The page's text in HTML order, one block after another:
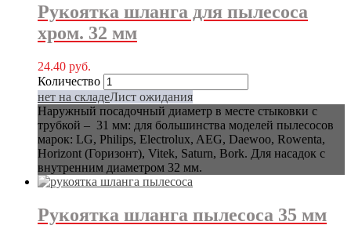
Рукоятка шланга для пылесоса
хром. 32 мм
24.40 руб.
Количество
нет на складеЛист ожидания
Наружный посадочный диаметр в месте стыковки с
трубкой – 31 мм: для большинства моделей пылесосов
марок: LG, Philips, Electrolux, AEG, Daewoo, Rowenta,
Horizont (Горизонт), Vitek, Saturn, Bork. Для насадок с
внутренним диаметром 32 мм.
Рукоятка шланга пылесоса 35 мм